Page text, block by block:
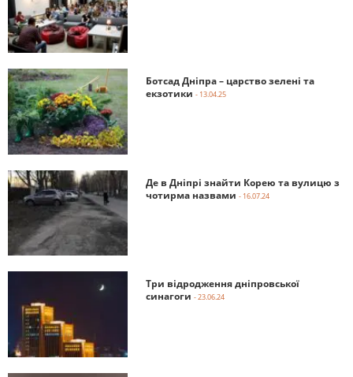
Ботсад Дніпра – царство зелені та
екзотики - 13.04.25
Де в Дніпрі знайти Корею та вулицю з
чотирма назвами - 16.07.24
Три відродження дніпровської
синагоги - 23.06.24